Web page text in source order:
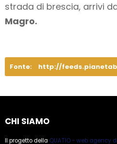
strada di brescia, arrivi
Magro.
Fonte: http://
CHI SIAMO
Il progetto della QUATIO - web agency